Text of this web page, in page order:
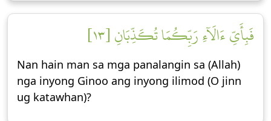
فَبِأَيِّ ءَالَآءِ رَبِّكُمَا تُكَذِّبَانِ [١٣]
Nan hain man sa mga panalangin sa (Allah)
nga inyong Ginoo ang inyong ilimod (O jinn
ug katawhan)?